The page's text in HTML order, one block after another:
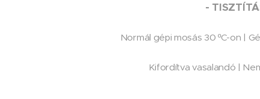
-
Normál gépi mosás 30 ºC-on |
Kifordítva vasalandó |